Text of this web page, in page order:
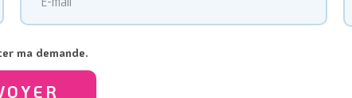
ma demande.